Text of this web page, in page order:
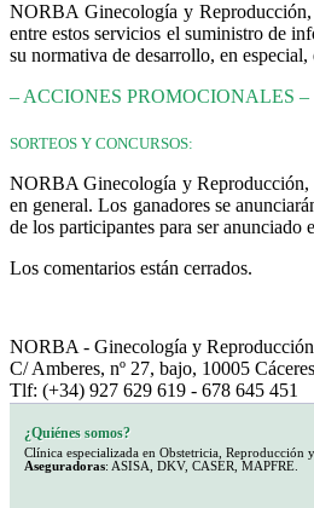
NORBA Ginecología y
entre estos servicios el suministro de
su normativa de desarrollo, en
– ACCIONES PROMOCIONALES –
SORTEOS Y CONCURSOS:
NORBA Ginecología y Reproducción,
en general. Los ganadores se
de los participantes para ser
Los comentarios están cerrados.
NORBA - Ginecología y
C/ Amberes, nº 27, bajo, 10005 Cáceres
Tlf: (+34) 927 629 619 - 678 645 451
¿Quiénes somos?
Clínica especializada en Obstetricia, Reproducción
Aseguradoras: ASISA, DKV, CASER, MAPFRE.